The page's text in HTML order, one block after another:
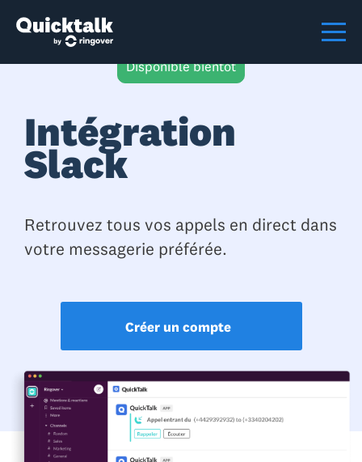
Disponible bientôt
Intégration
Slack
Retrouvez tous vos appels en direct dans
votre messagerie préférée.
Créer un compte